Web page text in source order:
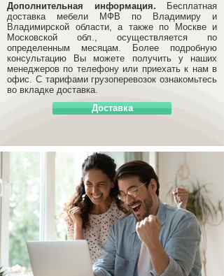
Дополнительная информация.
Бесплатная
доставка мебели МФВ по Владимиру и
Владимирской области, а также по Москве и
Московской обл., осуществляется по
определенным месяцам. Более подробную
консультацию Вы можете получить у наших
менеджеров по телефону или приехать к нам в
офис. С тарифами грузоперевозок ознакомьтесь
во вкладке доставка.
Доставка